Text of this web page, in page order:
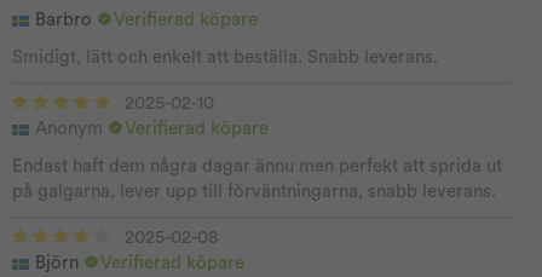
Barbro
Verifierad köpare
Smidigt, lätt och enkelt att beställa. Snabb leverans.
2025-02-10
Anonym
Verifierad köpare
Endast haft dem några dagar ännu men perfekt att sprida ut
på galgarna, lever upp till förväntningarna, snabb leverans.
2025-02-08
Björn
Verifierad köpare